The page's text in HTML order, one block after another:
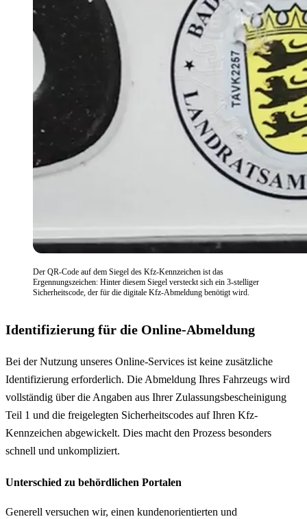
Der QR-Code auf dem Siegel des Kfz-Kennzeichen ist das
Ergennungszeichen: Hinter diesem Siegel versteckt sich ein 3-stelliger
Sicherheitscode, der für die digitale Kfz-Abmeldung benötigt wird.
Identifizierung für die Online-Abmeldung
Bei der Nutzung unseres Online-Services ist keine zusätzliche
Identifizierung erforderlich. Die Abmeldung Ihres Fahrzeugs wird
vollständig über die Angaben aus Ihrer Zulassungsbescheinigung
Teil 1 und die freigelegten Sicherheitscodes auf Ihren Kfz-
Kennzeichen abgewickelt. Dies macht den Prozess besonders
schnell und unkompliziert.
Unterschied zu behördlichen Portalen
Generell versuchen wir, einen kundenorientierten und